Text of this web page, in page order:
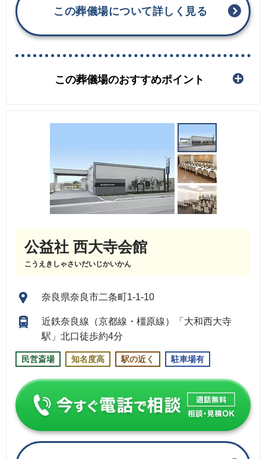
この葬儀場について詳しく見る
この葬儀場のおすすめポイント
公益社 西大寺会館
こうえきしゃさいだいじかいかん
奈良県奈良市二条町1-1-10
近鉄奈良線（京都線・橿原線）「大和西大寺
駅」北口徒歩約4分
民営斎場 知名度高 駅の近く 駐車場有